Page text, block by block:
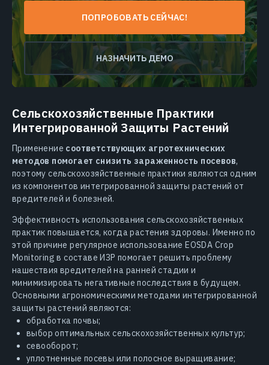
ПОПРОБОВАТЬ СЕЙЧАС!
НАЗНАЧИТЬ ДЕМО
Сельскохозяйственные Практики
Интегрированной Защиты Растений
Применение соответствующих агротехнических
методов помогает снизить зараженность посевов,
поэтому сельскохозяйственные практики являются одним
из компонентов интегрированной защиты растений от
вредителей и болезней.
Эффективность использования сельскохозяйственных
практик повышается, когда растения здоровы. Именно по
этой причине регулярное использование EOSDA Crop
Monitoring в составе ИЗР помогает решить проблему
нашествия вредителей на ранней стадии и
минимизировать негативные последствия в будущем.
Основными агрономическими методами интегрированной
защиты растений являются:
обработка почвы;
выбор оптимальных сельскохозяйственных культур;
севооборот;
уплотненные посевы или полосное выращивание;